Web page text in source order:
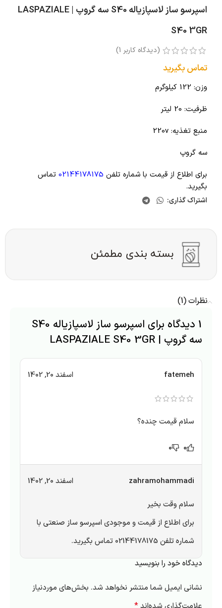
اسپرسو ساز لاسپازیاله S40 سه گروپ | LASPAZIALE
S40 3GR
(دیدگاه کاربر 1
)
تماس بگیرید
وزن: 122 کیلوگرم
ظرفیت: 20 لیتر
منبع تغذیه: 220v
سه گروپ
برای اطلاع از قیمت با شماره تلفن 02144178175 تماس
بگیرید.
اشتراک گذاری:
نظرات (1)
1 دیدگاه برای
اسپرسو ساز لاسپازیاله S40
سه گروپ | LASPAZIALE S40 3GR
fatemeh اسفند 20, 1402
سلام قیمت چنده؟
0
0
zahramohammadi اسفند 20, 1402
سلام وقت بخیر
برای اطلاع از قیمت و موجودی اسپرسو ساز صنعتی با
شماره تلفن 02144178175 تماس بگیرید.
دیدگاه خود را بنویسید
نشانی ایمیل شما منتشر نخواهد شد. بخش‌های موردنیاز